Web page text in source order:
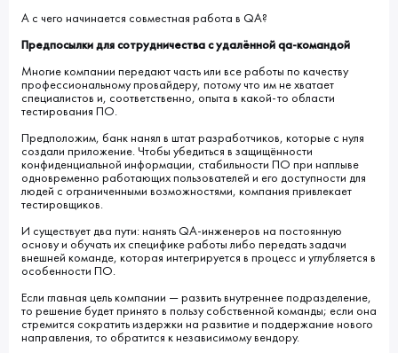
А с чего начинается совместная работа в QA?
Предпосылки для сотрудничества с удалённой qa-командой
Многие компании передают часть или все работы по качеству
профессиональному провайдеру, потому что им не хватает
специалистов и, соответственно, опыта в какой-то области
тестирования ПО.
Предположим, банк нанял в штат разработчиков, которые с нуля
создали приложение. Чтобы убедиться в защищённости
конфиденциальной информации, стабильности ПО при наплыве
одновременно работающих пользователей и его доступности для
людей с ограниченными возможностями, компания привлекает
тестировщиков.
И существует два пути: нанять QA-инженеров на постоянную
основу и обучать их специфике работы либо передать задачи
внешней команде, которая интегрируется в процесс и углубляется в
особенности ПО.
Если главная цель компании ― развить внутреннее подразделение,
то решение будет принято в пользу собственной команды; если она
стремится сократить издержки на развитие и поддержание нового
направления, то обратится к независимому вендору.